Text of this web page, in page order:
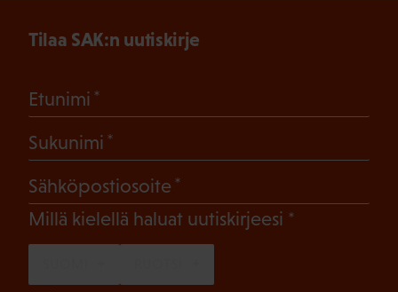
Tilaa SAK:n uutiskirje
Etunimi
Sukunimi
Sähköpostiosoite
Millä kielellä haluat uutiskirjeesi (Pakollinen)